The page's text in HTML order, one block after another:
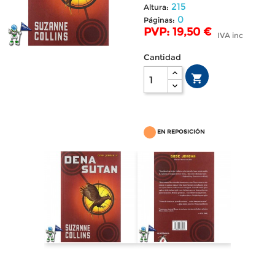
Altura: 215
Páginas: 0
PVP: 19,50 € IVA inc
Cantidad

EN REPOSICIÓN